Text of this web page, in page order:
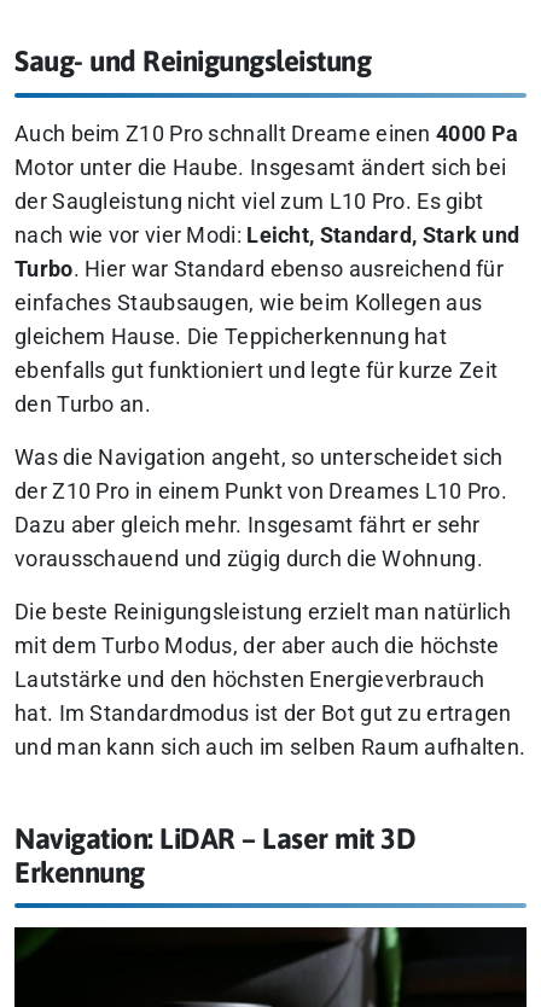
Saug- und Reinigungsleistung
Auch beim Z10 Pro schnallt Dreame einen 4000 Pa
Motor unter die Haube. Insgesamt ändert sich bei
der Saugleistung nicht viel zum L10 Pro. Es gibt
nach wie vor vier Modi: Leicht, Standard, Stark und
Turbo. Hier war Standard ebenso ausreichend für
einfaches Staubsaugen, wie beim Kollegen aus
gleichem Hause. Die Teppicherkennung hat
ebenfalls gut funktioniert und legte für kurze Zeit
den Turbo an.
Was die Navigation angeht, so unterscheidet sich
der Z10 Pro in einem Punkt von Dreames L10 Pro.
Dazu aber gleich mehr. Insgesamt fährt er sehr
vorausschauend und zügig durch die Wohnung.
Die beste Reinigungsleistung erzielt man natürlich
mit dem Turbo Modus, der aber auch die höchste
Lautstärke und den höchsten Energieverbrauch
hat. Im Standardmodus ist der Bot gut zu ertragen
und man kann sich auch im selben Raum aufhalten.
Navigation: LiDAR – Laser mit 3D
Erkennung